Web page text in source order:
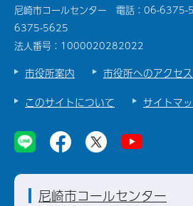
尼崎市コールセンター 電話：06-
6375-5625
法人番号：1000020282022
市役所案内 市役所へのアクセス
このサイトについて
サイトマ
尼崎市コールセンター